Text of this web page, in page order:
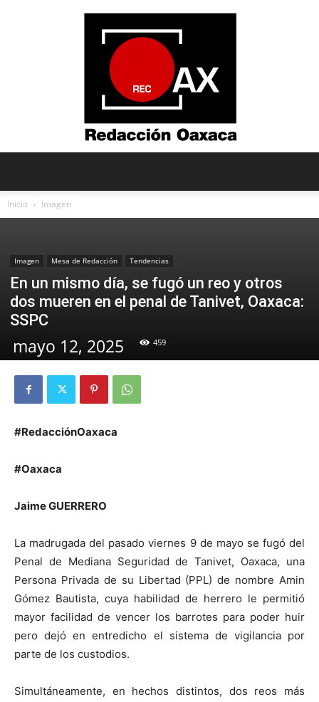
Inicio Imagen
Imagen Mesa de Redacción Tendencias
En un mismo día, se fugó un reo y otros
dos mueren en el penal de Tanivet, Oaxaca:
SSPC
mayo 12, 2025 459
#RedacciónOaxaca
#Oaxaca
Jaime GUERRERO
La madrugada del pasado viernes 9 de mayo se fugó del
Penal de Mediana Seguridad de Tanivet, Oaxaca, una
Persona Privada de su Libertad (PPL) de nombre Amin
Gómez Bautista, cuya habilidad de herrero le permitió
mayor facilidad de vencer los barrotes para poder huir
pero dejó en entredicho el sistema de vigilancia por
parte de los custodios.
Simultáneamente, en hechos distintos, dos reos más